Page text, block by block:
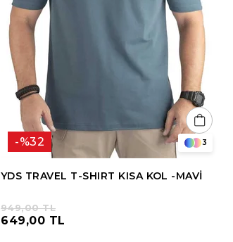
YDS TRAVEL T-SHIRT KISA KOL -MAVİ
%32
649,00 TL
949,00 TL
3